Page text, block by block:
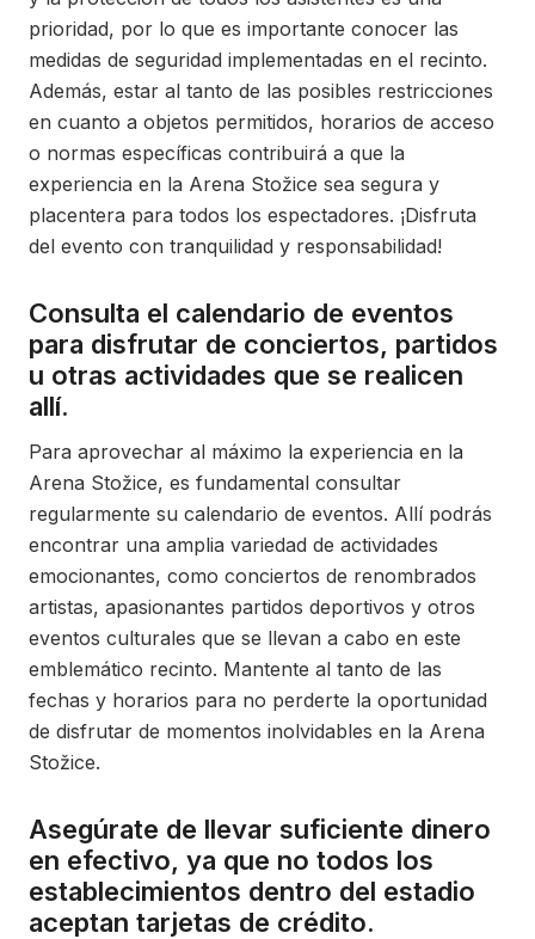
prioridad, por lo que es importante conocer las
medidas de seguridad implementadas en el recinto.
Además, estar al tanto de las posibles restricciones
en cuanto a objetos permitidos, horarios de acceso
o normas específicas contribuirá a que la
experiencia en la Arena Stožice sea segura y
placentera para todos los espectadores. ¡Disfruta
del evento con tranquilidad y responsabilidad!
Consulta el calendario de eventos
para disfrutar de conciertos, partidos
u otras actividades que se realicen
allí.
Para aprovechar al máximo la experiencia en la
Arena Stožice, es fundamental consultar
regularmente su calendario de eventos. Allí podrás
encontrar una amplia variedad de actividades
emocionantes, como conciertos de renombrados
artistas, apasionantes partidos deportivos y otros
eventos culturales que se llevan a cabo en este
emblemático recinto. Mantente al tanto de las
fechas y horarios para no perderte la oportunidad
de disfrutar de momentos inolvidables en la Arena
Stožice.
Asegúrate de llevar suficiente dinero
en efectivo, ya que no todos los
establecimientos dentro del estadio
aceptan tarjetas de crédito.